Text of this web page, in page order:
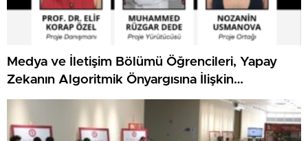
Medya ve İletişim Bölümü Öğrencileri, Yapay
Zekanın Algoritmik Önyargısına İlişkin
Farkındalık Düzeylerini Araştıracak